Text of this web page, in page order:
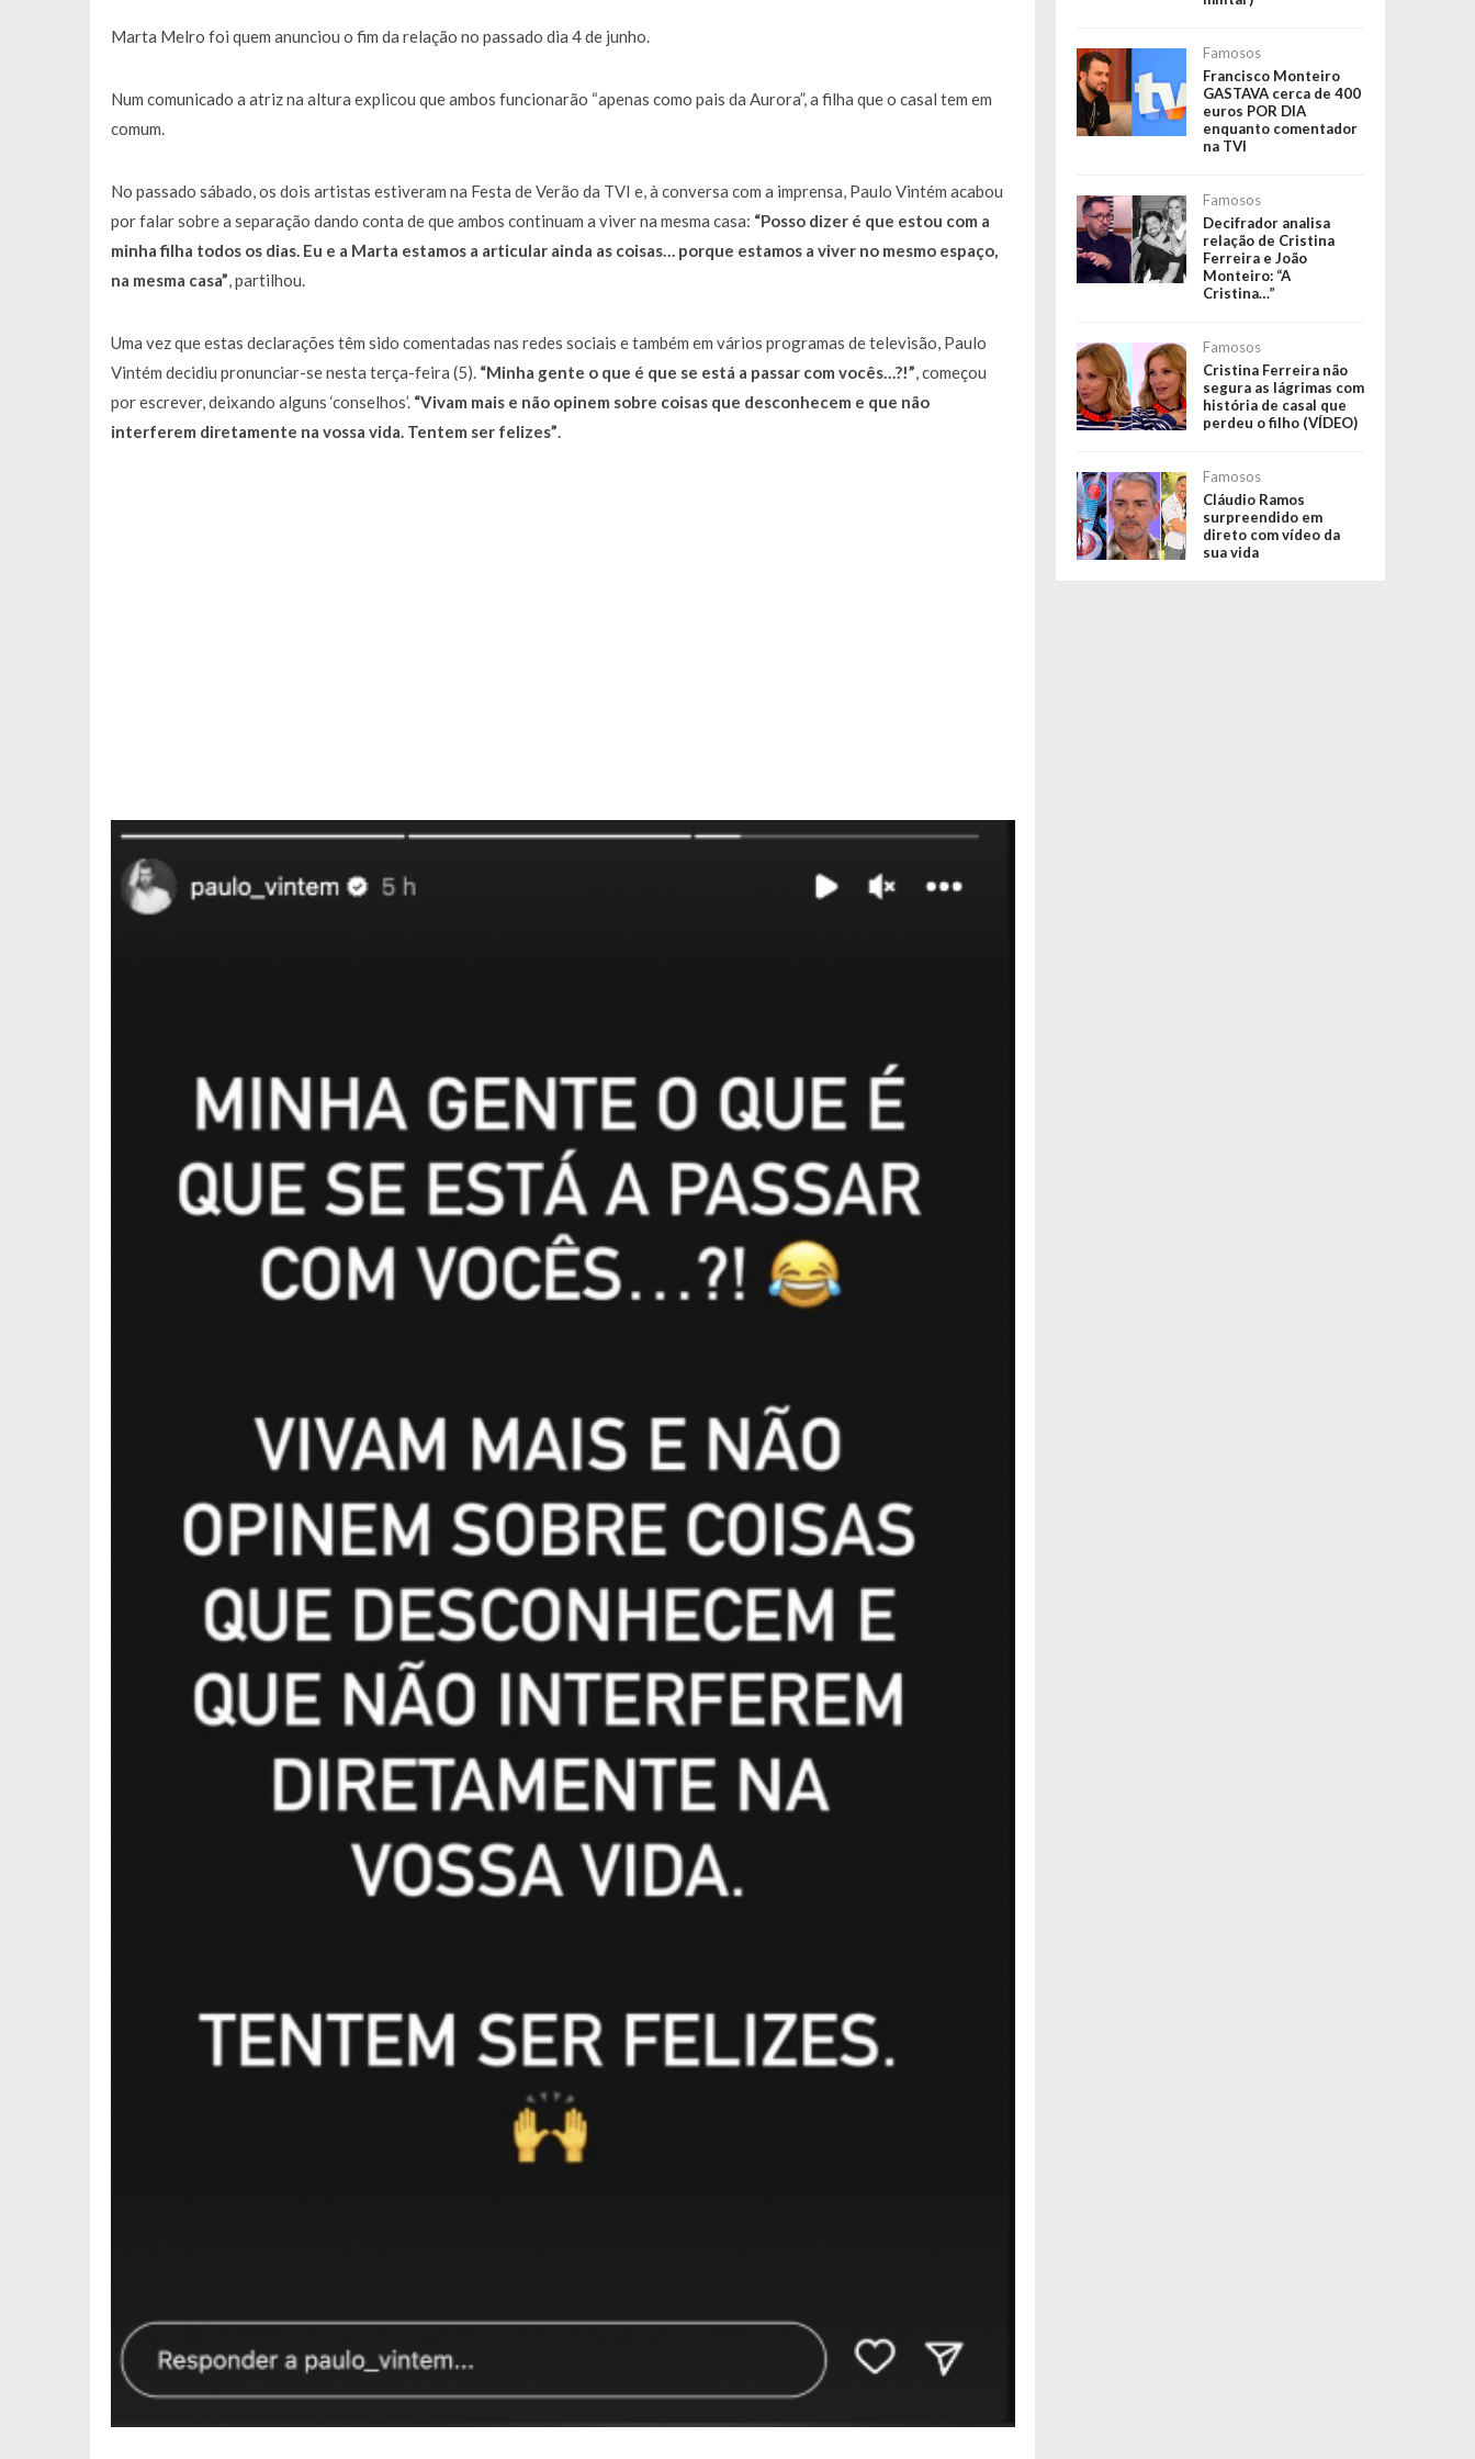
Marta Melro foi quem anunciou o fim da relação no passado dia 4 de junho.
Num comunicado a atriz na altura explicou que ambos funcionarão “apenas como pais da Aurora”, a filha que o casal tem em
comum.
No passado sábado, os dois artistas estiveram na Festa de Verão da TVI e, à conversa com a imprensa, Paulo Vintém acabou
por falar sobre a separação dando conta de que ambos continuam a viver na mesma casa: “Posso dizer é que estou com a
minha filha todos os dias. Eu e a Marta estamos a articular ainda as coisas… porque estamos a viver no mesmo espaço,
na mesma casa”, partilhou.
Uma vez que estas declarações têm sido comentadas nas redes sociais e também em vários programas de televisão, Paulo
Vintém decidiu pronunciar-se nesta terça-feira (5). “Minha gente o que é que se está a passar com vocês…?!”, começou
por escrever, deixando alguns ‘conselhos’.“Vivam mais e não opinem sobre coisas que desconhecem e que não
interferem diretamente na vossa vida. Tentem ser felizes”.
Famosos
Francisco Monteiro
GASTAVA cerca de 400
euros POR DIA
enquanto comentador
na TVI
Famosos
Decifrador analisa
relação de Cristina
Ferreira e João
Monteiro: “A
Cristina…”
Famosos
Cristina Ferreira não
segura as lágrimas com
história de casal que
perdeu o filho (VÍDEO)
Famosos
Cláudio Ramos
surpreendido em
direto com vídeo da
sua vida